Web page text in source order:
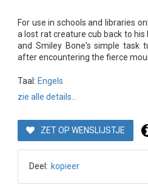
For use in schools and libraries
a lost rat creature cub back to
and Smiley Bone's simple task
after encountering the fierce
Taal: Engels
zie alle details...
ZET OP WENSLIJSTJE
Deel: kopieer